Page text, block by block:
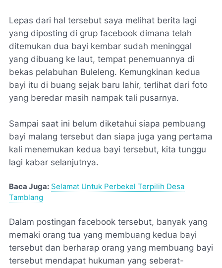
Lepas dari hal tersebut saya melihat berita lagi
yang diposting di grup facebook dimana telah
ditemukan dua bayi kembar sudah meninggal
yang dibuang ke laut, tempat penemuannya di
bekas pelabuhan Buleleng. Kemungkinan kedua
bayi itu di buang sejak baru lahir, terlihat dari foto
yang beredar masih nampak tali pusarnya.
Sampai saat ini belum diketahui siapa pembuang
bayi malang tersebut dan siapa juga yang pertama
kali menemukan kedua bayi tersebut, kita tunggu
lagi kabar selanjutnya.
Baca Juga: Selamat Untuk Perbekel Terpilih Desa
Tamblang
Dalam postingan facebook tersebut, banyak yang
memaki orang tua yang membuang kedua bayi
tersebut dan berharap orang yang membuang bayi
tersebut mendapat hukuman yang seberat-